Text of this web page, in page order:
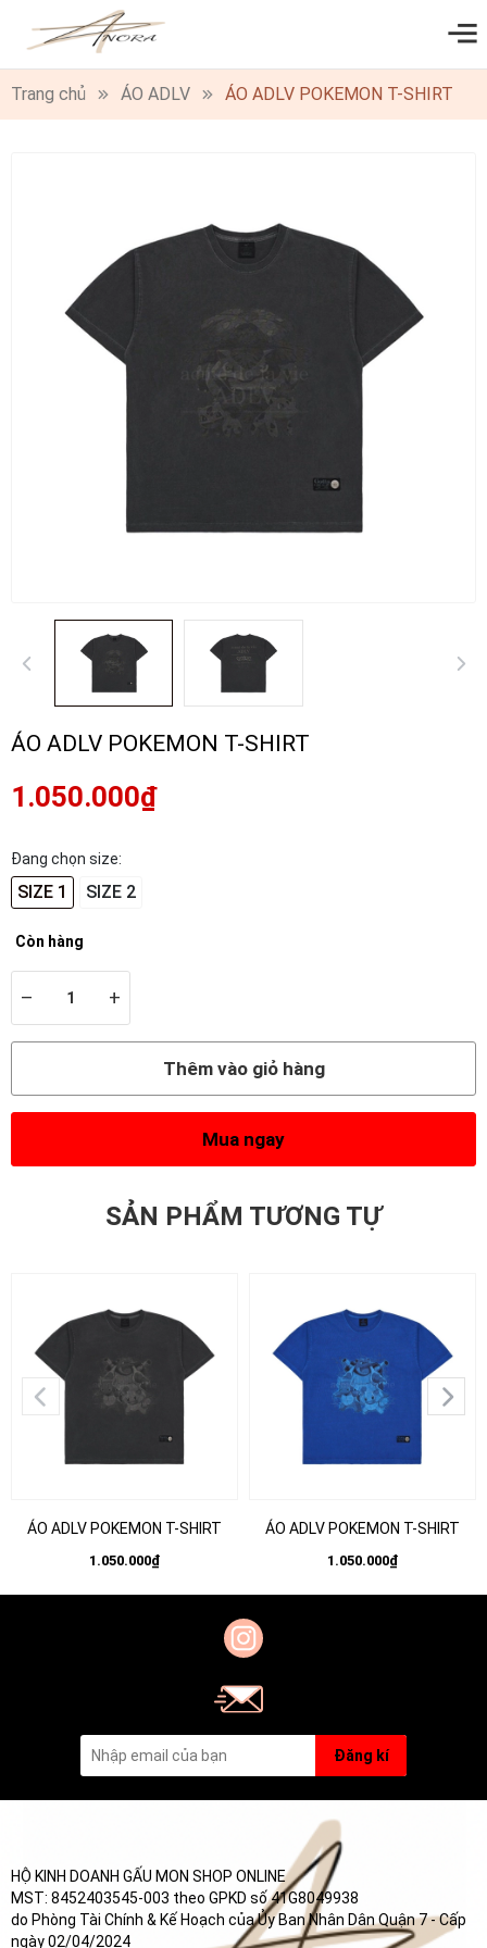
0
Trang chủ ÁO ADLV ÁO ADLV POKEMON T-SHIRT
ÁO ADLV POKEMON T-SHIRT
1.050.000₫
Đang chọn size:
SIZE 1 SIZE 2
Còn hàng
– +
Thêm vào giỏ hàng
Mua ngay
SẢN PHẨM TƯƠNG TỰ
ÁO ADLV POKEMON T-SHIRT
1.050.000₫
ÁO ADLV POKEMON T-SHIRT
1.050.000₫
Đăng kí
HỘ KINH DOANH GẤU MON SHOP ONLINE
MST: 8452403545-003 theo GPKD số 41G8049938
do Phòng Tài Chính & Kế Hoạch của Ủy Ban Nhân Dân Quận 7 - Cấp
ngày 02/04/2024